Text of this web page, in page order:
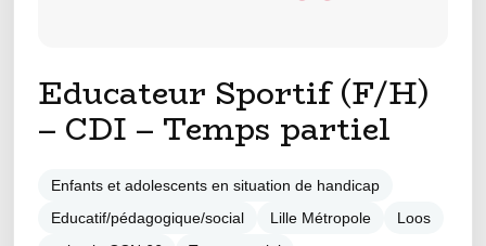
Educateur Sportif (F/H)
– CDI – Temps partiel
Enfants et adolescents en situation de handicap
Educatif/pédagogique/social
Lille Métropole
Loos